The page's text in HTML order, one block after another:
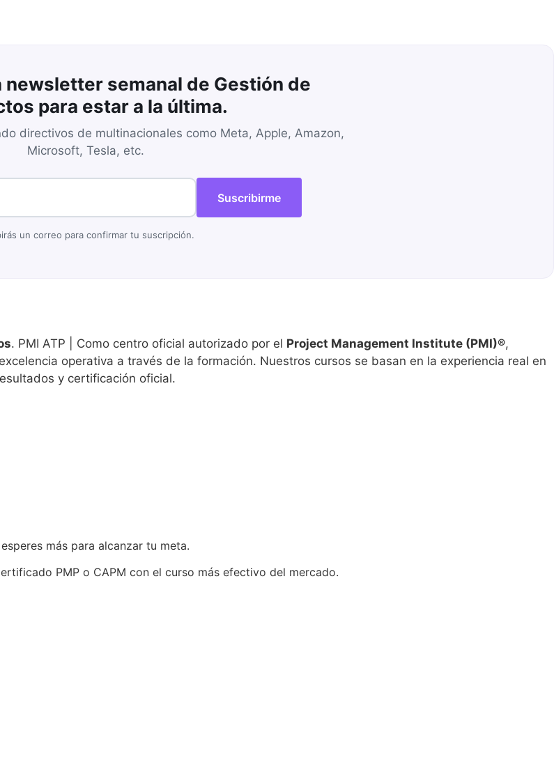
newsletter semanal de Gestión de
para estar a la última.
directivos de multinacionales como Meta, Apple, Amazon,
Microsoft, Tesla, etc.
Suscribirme
un correo para confirmar tu suscripción.
. PMI ATP | Como centro oficial autorizado por el Project Management Institute (PMI)®,
operativa a través de la formación. Nuestros cursos se basan en la experiencia real en
y certificación oficial.
más para alcanzar tu meta.
PMP o CAPM con el curso más efectivo del mercado.